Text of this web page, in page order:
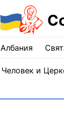
Албания
Человек и